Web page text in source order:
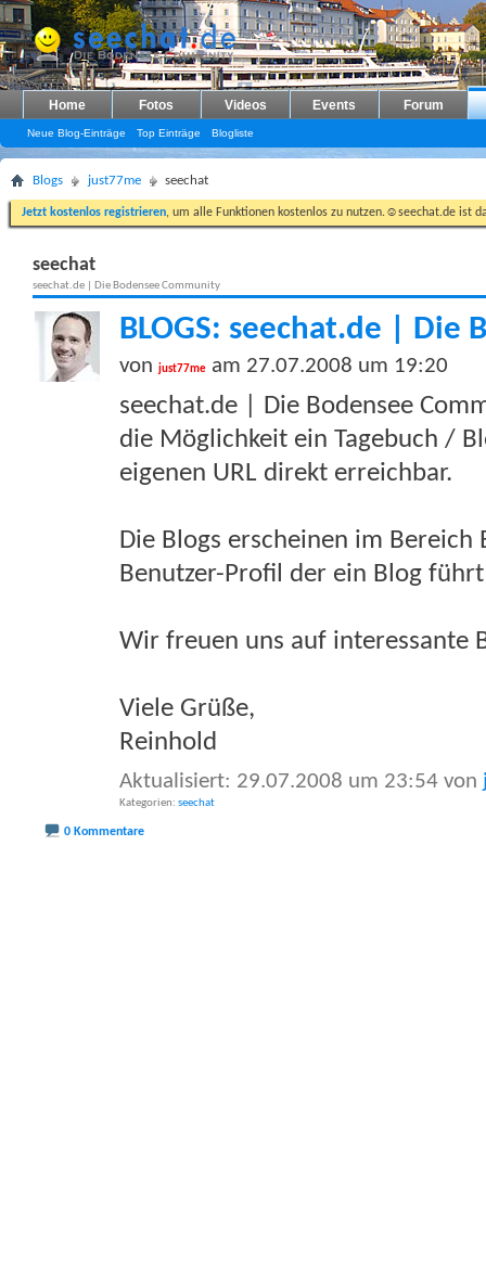
Home Fotos Videos Events Forum
Neue Blog-Einträge Top Einträge Blogliste
Blogs just77me seechat
Jetzt kostenlos registrieren, um alle Funktionen kostenlos zu nutzen.☺seechat.de ist
seechat
seechat.de | Die Bodensee Community
BLOGS: seechat.de | Die
von just77me am 27.07.2008 um 19:20
seechat.de | Die Bodensee
die Möglichkeit ein Tagebuch /
eigenen URL direkt erreichbar.
Die Blogs erscheinen im Bereich
Benutzer-Profil der ein Blog
Wir freuen uns auf interessante
Viele Grüße,
Reinhold
Aktualisiert: 29.07.2008 um 23:54 von
Kategorien seechat
0 Kommentare